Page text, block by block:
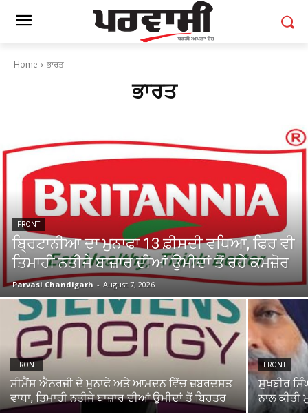
Home ਭਾਰਤ
ਭਾਰਤ
FRONT
ਬ੍ਰਿਟਾਨੀਆ ਦਾ ਮੁਨਾਫਾ 13 ਫ਼ੀਸਦੀ ਵਧਿਆ, ਫਿਰ ਵੀ
ਤਿਮਾਹੀ ਨਤੀਜੇ ਬਾਜ਼ਾਰ ਦੀਆਂ ਉਮੀਦਾਂ ਤੋਂ ਰਹੇ ਕਮਜ਼ੋਰ
Parvasi Chandigarh - August 7, 2026
FRONT
ਸੀਮੈਂਸ ਐਨਰਜੀ ਦੇ ਮੁਨਾਫੇ ਅਤੇ ਆਮਦਨ ਵਿੱਚ ਜ਼ਬਰਦਸਤ
ਵਾਧਾ, ਤਿਮਾਹੀ ਨਤੀਜੇ ਬਾਜ਼ਾਰ ਦੀਆਂ ਉਮੀਦਾਂ ਤੋਂ ਬਿਹਤਰ
FRONT
ਸੁਖਬੀਰ
ਨਾਲ ਕੀਤੀ